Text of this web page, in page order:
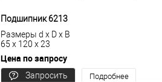
Подшипник 6213
Размеры d x D x B
65 x 120 x 23
Цена по запросу
Запросить
Подробнее